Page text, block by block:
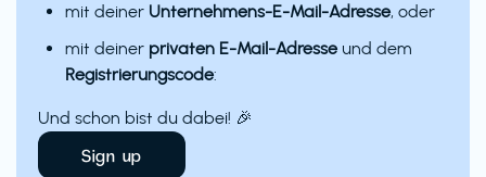
mit deiner Unternehmens-E-Mail-Adresse, oder
mit deiner privaten E-Mail-Adresse und dem
Registrierungscode:
Und schon bist du dabei! 🎉
Sign up